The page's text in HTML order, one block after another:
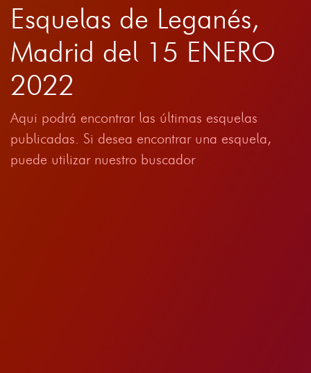
Esquelas de Leganés,
Madrid del 15 ENERO
2022
Aqui podrá encontrar las últimas esquelas
publicadas. Si desea encontrar una esquela,
puede utilizar nuestro buscador